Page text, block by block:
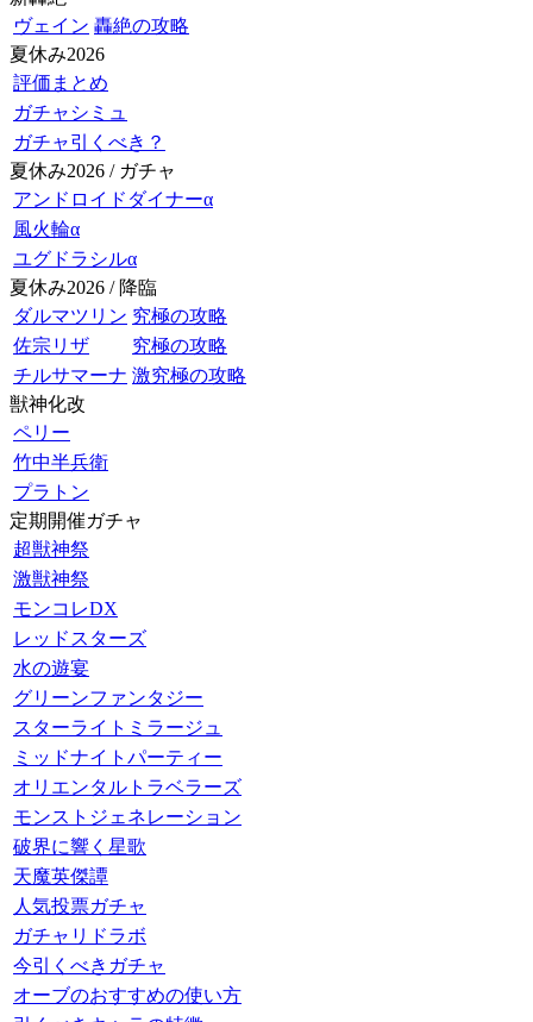
ヴェイン 轟絶の攻略
夏休み2026
評価まとめ
ガチャシミュ
ガチャ引くべき？
夏休み2026 / ガチャ
アンドロイドダイナーα
風火輪α
ユグドラシルα
夏休み2026 / 降臨
ダルマツリン 究極の攻略
佐宗リザ
究極の攻略
チルサマーナ 激究極の攻略
獣神化改
ペリー
竹中半兵衛
プラトン
定期開催ガチャ
超獣神祭
激獣神祭
モンコレDX
レッドスターズ
水の遊宴
グリーンファンタジー
スターライトミラージュ
ミッドナイトパーティー
オリエンタルトラベラーズ
モンストジェネレーション
破界に響く星歌
天魔英傑譚
人気投票ガチャ
ガチャリドラボ
今引くべきガチャ
オーブのおすすめの使い方